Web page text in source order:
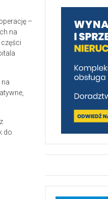
–
na
na
do